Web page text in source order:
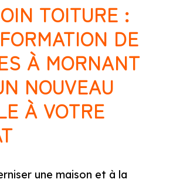
TOITURE :
DE
À MORNANT
NOUVEAU
À VOTRE
une maison et à la